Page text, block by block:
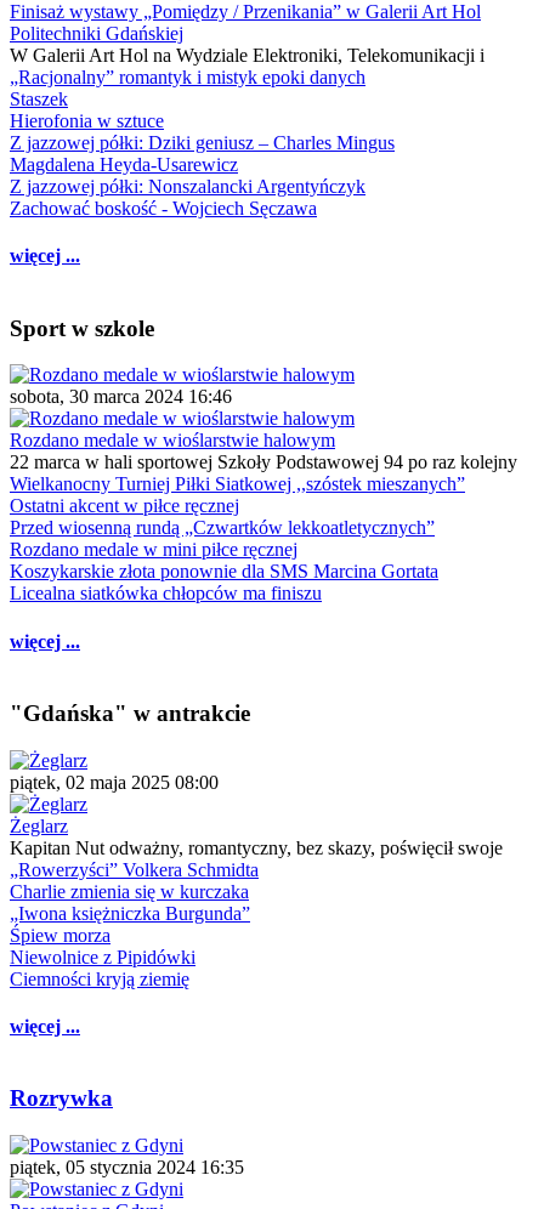
Finisaż wystawy „Pomiędzy / Przenikania” w Galerii Art Hol
Politechniki Gdańskiej
W Galerii Art Hol na Wydziale Elektroniki, Telekomunikacji i
„Racjonalny” romantyk i mistyk epoki danych
Staszek
Hierofonia w sztuce
Z jazzowej półki: Dziki geniusz – Charles Mingus
Magdalena Heyda-Usarewicz
Z jazzowej półki: Nonszalancki Argentyńczyk
Zachować boskość - Wojciech Sęczawa
więcej ...
Sport w szkole
sobota, 30 marca 2024 16:46
Rozdano medale w wioślarstwie halowym
22 marca w hali sportowej Szkoły Podstawowej 94 po raz kolejny
Wielkanocny Turniej Piłki Siatkowej ,,szóstek mieszanych”
Ostatni akcent w piłce ręcznej
Przed wiosenną rundą „Czwartków lekkoatletycznych”
Rozdano medale w mini piłce ręcznej
Koszykarskie złota ponownie dla SMS Marcina Gortata
Licealna siatkówka chłopców ma finiszu
więcej ...
"Gdańska" w antrakcie
piątek, 02 maja 2025 08:00
Żeglarz
Kapitan Nut odważny, romantyczny, bez skazy, poświęcił swoje
„Rowerzyści” Volkera Schmidta
Charlie zmienia się w kurczaka
„Iwona księżniczka Burgunda”
Śpiew morza
Niewolnice z Pipidówki
Ciemności kryją ziemię
więcej ...
Rozrywka
piątek, 05 stycznia 2024 16:35